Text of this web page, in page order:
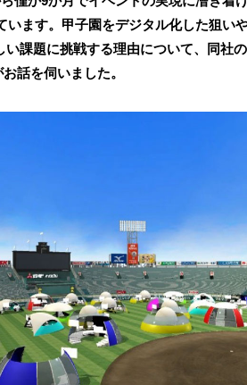
います。甲子園をデジタル化した狙い
課題に挑戦する理由について、同社
話を伺いました。